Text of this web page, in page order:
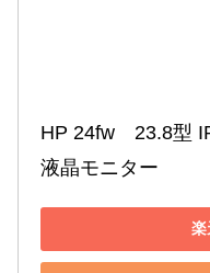
HP 24fw　23.8型
液晶モニター
楽